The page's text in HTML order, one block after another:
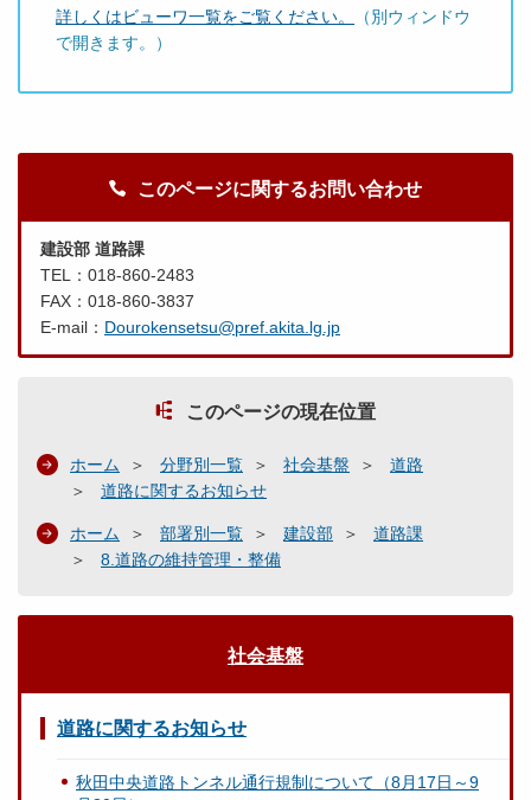
詳しくはビューワ一覧をご覧ください。
（別ウィンドウ
で開きます。）
このページに関するお問い合わせ
建設部 道路課
TEL：018-860-2483
FAX：018-860-3837
E-mail： Dourokensetsu@pref.akita.lg.jp
このページの現在位置
ホーム 分野別一覧 社会基盤
道路
道路に関するお知らせ
ホーム 部署別一覧 建設部
道路課
8.道路の維持管理・整備
社会基盤
道路に関するお知らせ
秋田中央道路トンネル通行規制について（8月17日～9